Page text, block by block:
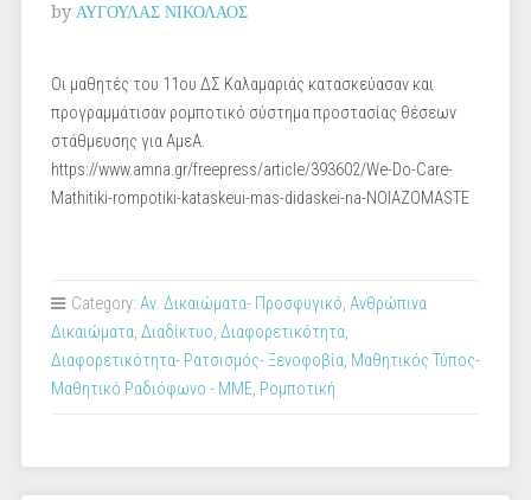
by ΑΥΓΟΥΛΑΣ ΝΙΚΟΛΑΟΣ
Οι μαθητές του 11ου ΔΣ Καλαμαριάς κατασκεύασαν και
προγραμμάτισαν ρομποτικό σύστημα προστασίας θέσεων
στάθμευσης για ΑμεΑ.
https://www.amna.gr/freepress/article/393602/We-Do-Care-
Mathitiki-rompotiki-kataskeui-mas-didaskei-na-NOIAZOMASTE
Category: Αν. Δικαιώματα- Προσφυγικό, Ανθρώπινα
Δικαιώματα, Διαδίκτυο, Διαφορετικότητα,
Διαφορετικότητα- Ρατσισμός- Ξενοφοβία, Μαθητικός Τύπος-
Μαθητικό Ραδιόφωνο - ΜΜΕ, Ρομποτική